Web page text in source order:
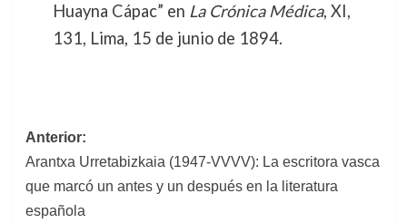
Huayna Cápac” en La Crónica Médica, XI,
131, Lima, 15 de junio de 1894.
Navegación
de
entradas
Anterior:
Arantxa Urretabizkaia (1947-VVVV): La escritora vasca
que marcó un antes y un después en la literatura
española